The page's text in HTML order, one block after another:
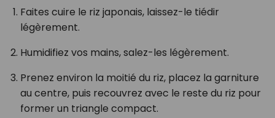
Faites cuire le riz japonais, laissez-le tiédir
légèrement.
Humidifiez vos mains, salez-les légèrement.
Prenez environ la moitié du riz, placez la garniture
au centre, puis recouvrez avec le reste du riz pour
former un triangle compact.